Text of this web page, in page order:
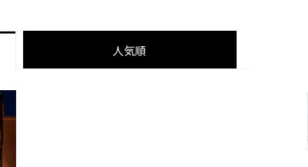
人気順